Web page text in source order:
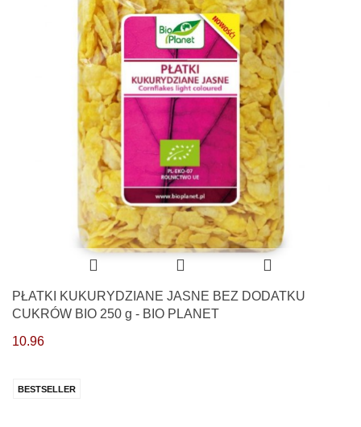
PŁATKI KUKURYDZIANE JASNE BEZ DODATKU
CUKRÓW BIO 250 g - BIO PLANET
10.96
BESTSELLER